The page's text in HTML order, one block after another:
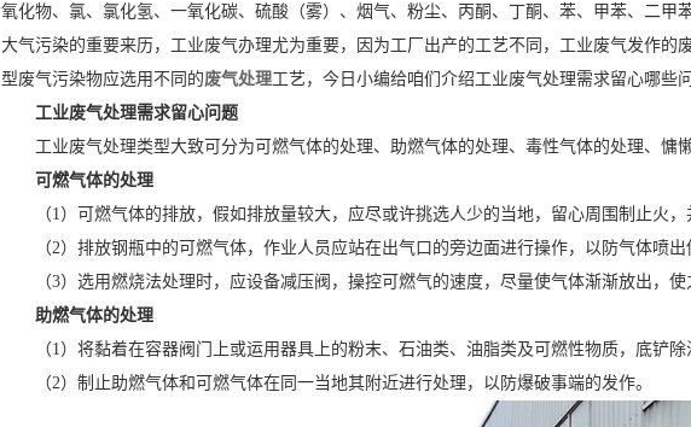
氧化物、氯、氯化氢、一氧化碳、硫酸（雾）、烟气、粉尘、丙酮、丁酮、苯、甲苯、二甲
大气污染的重要来历，工业废气办理尤为重要，因为工厂出产的工艺不同，工业废气发作的
型废气污染物应选用不同的废气处理工艺，今日小编给咱们介绍工业废气处理需求留心哪些问
工业废气处理需求留心问题
工业废气处理类型大致可分为可燃气体的处理、助燃气体的处理、毒性气体的处理、慵
可燃气体的处理
（1）可燃气体的排放，假如排放量较大，应尽或许挑选人少的当地，留心周围制止火，
（2）排放钢瓶中的可燃气体，作业人员应站在出气口的旁边面进行操作，以防气体喷出
（3）选用燃烧法处理时，应设备减压阀，操控可燃气的速度，尽量使气体渐渐放出，使
助燃气体的处理
（1）将黏着在容器阀门上或运用器具上的粉末、石油类、油脂类及可燃性物质，底铲除
（2）制止助燃气体和可燃气体在同一当地其附近进行处理，以防爆破事端的发作。